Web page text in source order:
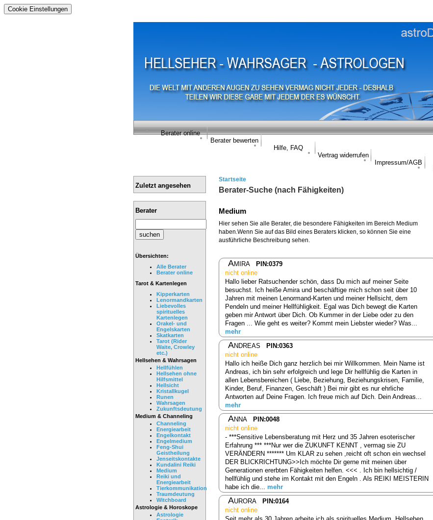
Cookie Einstellungen
Berater online
Berater bewerten
Hilfe, FAQ
Vertrag widerrufen
Impressum/AGB
Zuletzt angesehen
Berater
Übersichten:
Alle Berater
Berater online
Tarot & Kartenlegen
Kipperkarten
Lenormandkarten
Liebevolles
spirituelles
Kartenlegen
Orakel- und
Engelskarten
Skatkarten
Tarot (Rider
Waite, Crowley
etc.)
Hellsehen & Wahrsagen
Hellfühlen
Hellsehen ohne
Hilfsmittel
Hellsicht
Kristallkugel
Runen
Wahrsagen
Zukunftsdeutung
Medium & Channeling
Channeling
Energiearbeit
Engelkontakt
Engelmedium
Feng-Shui
Geistheilung
Jenseitskontakte
Kundalini Reiki
Medium
Reiki und
Energiearbeit
Tierkommunikation
Traumdeutung
Witchboard
Astrologie & Horoskope
Astrologie
Startseite
Berater-Suche (nach Fähigkeiten)
Medium
Hier sehen Sie alle Berater, die besondere Fähigkeiten im Bereich Medium
haben.Wenn Sie auf das Bild eines Beraters klicken, so können Sie eine
ausführliche Beschreibung sehen.
Amira
PIN:0379
nicht online
Hallo lieber Ratsuchender schön, dass Du mich auf meiner Seite
besuchst. Ich heiße Amira und beschäftige mich schon seit über 10
Jahren mit meinen Lenormand-Karten und meiner Hellsicht, dem
Pendeln und meiner Hellfühligkeit. Egal was Dich bewegt die Karten
geben mir Antwort über Dich. Ob Kummer in der Liebe oder zu den
Fragen ... Wie geht es weiter? Kommt mein Liebster wieder? Was...
mehr
Andreas
PIN:0363
nicht online
Hallo ich heiße Dich ganz herzlich bei mir Willkommen. Mein Name ist
Andreas, ich bin sehr erfolgreich und lege Dir hellfühlig die Karten in
allen Lebensbereichen ( Liebe, Beziehung, Beziehungskrisen, Familie,
Kinder, Beruf, Finanzen, Geschäft ) Bei mir gibt es nur ehrliche
Antworten auf Deine Fragen. Ich freue mich auf Dich. Dein Andreas...
mehr
Anna
PIN:0048
nicht online
- ***Sensitive Lebensberatung mit Herz und 35 Jahren esoterischer
Erfahrung *** ***Nur wer die ZUKUNFT KENNT , vermag sie ZU
VERÄNDERN ******* Um KLAR zu sehen ,reicht oft schon ein wechsel
DER BLICKRICHTUNG>>Ich möchte Dir gerne mit meinen über
Generationen ererbten Fähigkeiten helfen. <<< . Ich bin hellsichtig /
hellfühlig und stehe im Kontakt mit den Engeln . Als REIKI MEISTERIN
habe ich die... mehr
Aurora
PIN:0164
nicht online